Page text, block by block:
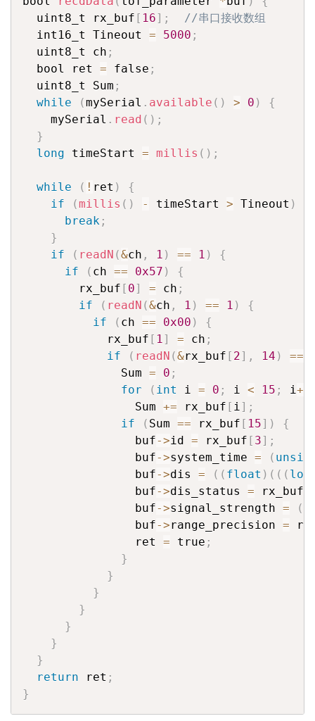
  uint8_t rx_buf
[ 16] ;
//串口接收数组
  int16_t Tineout
= 5000 ;
  uint8_t ch
;
  bool ret
= false ;
  uint8_t Sum
;
while
(mySerial . available ( ) > 0 )
{
    mySerial
. read ( ) ;
}
long timeStart = millis ( ) ;
while ( ! ret )
{
if
(millis ( ) - timeStart > Tineout )
break ;
}
if
( readN (&ch , 1 ) == 1 )
{
if
( ch == 0x57 )
{
        rx_buf
[ 0] = ch ;
if
( readN (&ch , 1 ) == 1 )
{
if
( ch == 0x00 )
{
            rx_buf
[ 1] = ch ;
if
( readN (&rx_buf [ 2] , 14 ) ==
              Sum
= 0 ;
for
( int i = 0 ; i < 15 ; i++
                Sum
+= rx_buf [ i] ;
if
( Sum == rx_buf [ 15] )
{
                buf
->id = rx_buf [ 3] ;
                buf
->system_time = (
                buf
->dis = ( ( float ) ( ( (
                buf
->dis_status = rx_buf
                buf
->signal_strength = (
                buf
->range_precision =
                ret
= true ;
}
}
}
}
}
}
}
return ret ;
}